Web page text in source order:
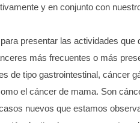
y en conjunto con
presentar las actividades que
más frecuentes o más
de tipo gastrointestinal, cáncer
el cáncer de mama. Son
nuevos que estamos